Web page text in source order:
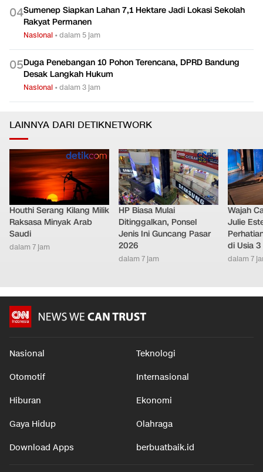
04Sumenep Siapkan Lahan 7,1 Hektare Jadi Lokasi Sekolah
Rakyat Permanen
Nasional •dalam 5 jam
05Duga Penebangan 10 Pohon Terencana, DPRD Bandung
Desak Langkah Hukum
Nasional •dalam 3 jam
LAINNYA DARI DETIKNETWORK
Houthi Serang Kilang Milik
Raksasa Minyak Arab
Saudi
dalam 7 jam
HP Biasa Mulai
Ditinggalkan, Ponsel
Jenis Ini Guncang Pasar
2026
dalam 7 jam
Wajah
Julie
di Usia 3
dalam 7
Nasional Teknologi
Otomotif Internasional
Hiburan Ekonomi
Gaya Hidup Olahraga
Download Apps berbuatbaik.id